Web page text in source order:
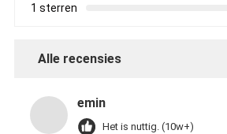
1 sterren
Alle recensies
emin
Het is nuttig. (10w+)